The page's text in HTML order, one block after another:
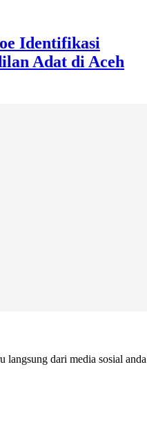
Identifikasi
Adat di Aceh
langsung dari media sosial anda